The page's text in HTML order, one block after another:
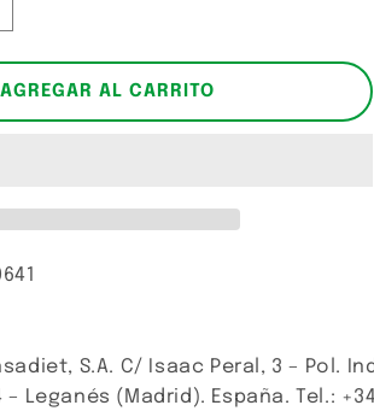
AGREGAR AL CARRITO
S.A. C/ Isaac Peral, 3 – Pol.
– Leganés (Madrid). España. Tel.: